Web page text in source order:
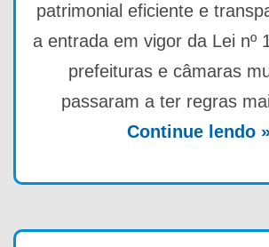
patrimonial eficiente e
a entrada em vigor da Lei nº
prefeituras e câmaras
passaram a ter regras
Continue lendo